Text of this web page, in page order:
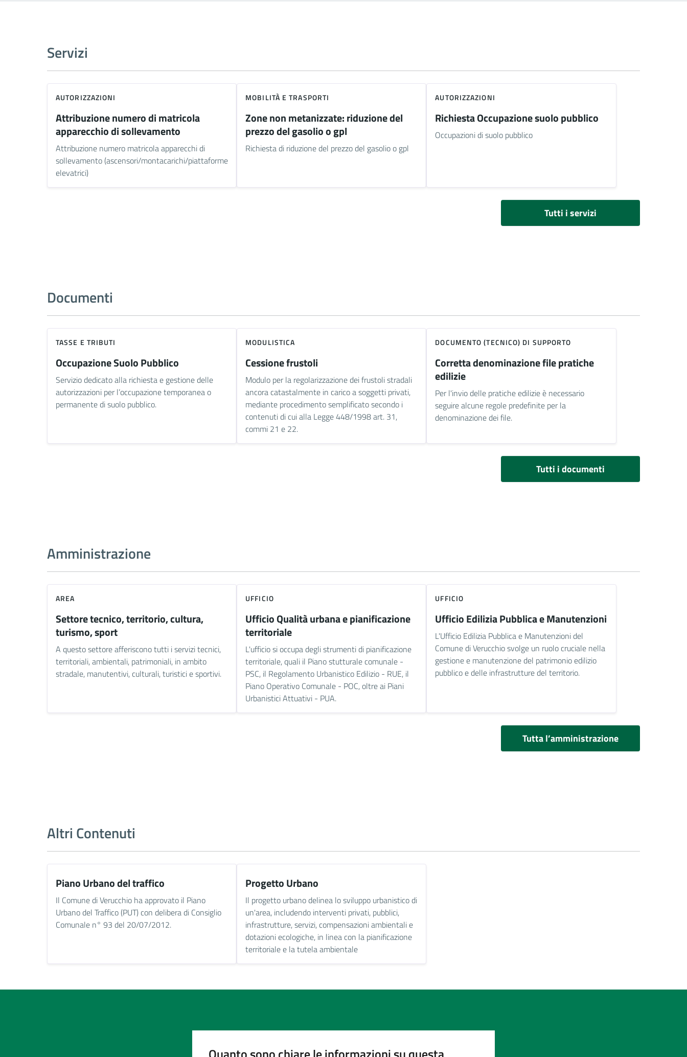
Servizi
AUTORIZZAZIONI
Attribuzione numero di matricola
apparecchio di sollevamento
Attribuzione numero matricola apparecchi di
sollevamento (ascensori/montacarichi/piattaforme
elevatrici)
MOBILITÀ E TRASPORTI
Zone non metanizzate: riduzione del
prezzo del gasolio o gpl
Richiesta di riduzione del prezzo del gasolio o gpl
AUTORIZZAZIONI
Richiesta Occupazione suolo pubblico
Occupazioni di suolo pubblico
Tutti i servizi
Documenti
TASSE E TRIBUTI
Occupazione Suolo Pubblico
Servizio dedicato alla richiesta e gestione delle
autorizzazioni per l’occupazione temporanea o
permanente di suolo pubblico.
MODULISTICA
Cessione frustoli
Modulo per la regolarizzazione dei frustoli stradali
ancora catastalmente in carico a soggetti privati,
mediante procedimento semplificato secondo i
contenuti di cui alla Legge 448/1998 art. 31,
commi 21 e 22.
DOCUMENTO (TECNICO) DI SUPPORTO
Corretta denominazione file pratiche
edilizie
Per l'invio delle pratiche edilizie è necessario
seguire alcune regole predefinite per la
denominazione dei file.
Tutti i documenti
Amministrazione
AREA
Settore tecnico, territorio, cultura,
turismo, sport
A questo settore afferiscono tutti i servizi tecnici,
territoriali, ambientali, patrimoniali, in ambito
stradale, manutentivi, culturali, turistici e sportivi.
UFFICIO
Ufficio Qualità urbana e pianificazione
territoriale
L'ufficio si occupa degli strumenti di pianificazione
territoriale, quali il Piano stutturale comunale -
PSC, il Regolamento Urbanistico Edilizio - RUE, il
Piano Operativo Comunale - POC, oltre ai Piani
Urbanistici Attuativi - PUA.
UFFICIO
Ufficio Edilizia Pubblica e Manutenzioni
L'Ufficio Edilizia Pubblica e Manutenzioni del
Comune di Verucchio svolge un ruolo cruciale nella
gestione e manutenzione del patrimonio edilizio
pubblico e delle infrastrutture del territorio.
Tutta l’amministrazione
Altri Contenuti
Piano Urbano del traffico
Il Comune di Verucchio ha approvato il Piano
Urbano del Traffico (PUT) con delibera di Consiglio
Comunale n° 93 del 20/07/2012.
Progetto Urbano
Il progetto urbano delinea lo sviluppo urbanistico di
un'area, includendo interventi privati, pubblici,
infrastrutture, servizi, compensazioni ambientali e
dotazioni ecologiche, in linea con la pianificazione
territoriale e la tutela ambientale